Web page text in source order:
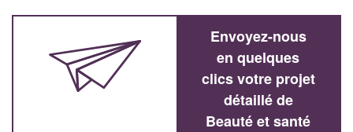
Envoyez-nous
en quelques
clics votre projet
détaillé de
Beauté et santé